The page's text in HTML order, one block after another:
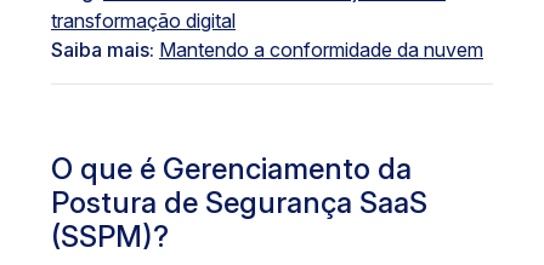
transformação digital
Saiba mais: Mantendo a conformidade da nuvem
O que é Gerenciamento da
Postura de Segurança SaaS
(SSPM)?